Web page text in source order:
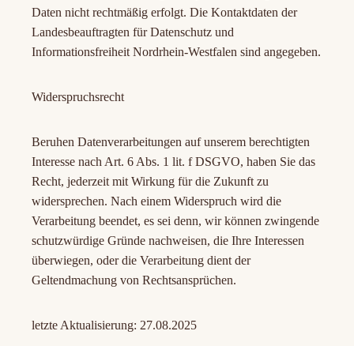
Daten nicht rechtmäßig erfolgt. Die Kontaktdaten der
Landesbeauftragten für Datenschutz und
Informationsfreiheit Nordrhein-Westfalen sind angegeben.
Widerspruchsrecht
Beruhen Datenverarbeitungen auf unserem berechtigten
Interesse nach Art. 6 Abs. 1 lit. f DSGVO, haben Sie das
Recht, jederzeit mit Wirkung für die Zukunft zu
widersprechen. Nach einem Widerspruch wird die
Verarbeitung beendet, es sei denn, wir können zwingende
schutzwürdige Gründe nachweisen, die Ihre Interessen
überwiegen, oder die Verarbeitung dient der
Geltendmachung von Rechtsansprüchen.
letzte Aktualisierung: 27.08.2025